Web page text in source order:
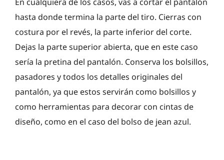
hasta donde termina la parte del tiro. Cierras con
costura por el revés, la parte inferior del corte.
Dejas la parte superior abierta, que en este caso
sería la pretina del pantalón. Conserva los bolsillos,
pasadores y todos los detalles originales del
pantalón, ya que estos servirán como bolsillos y
como herramientas para decorar con cintas de
diseño, como en el caso del bolso de jean azul.